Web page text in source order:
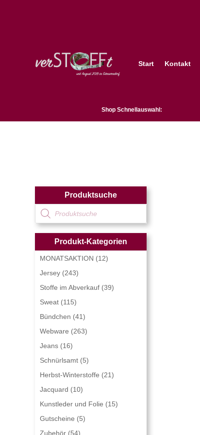
Start Kontakt
Shop Schnellauswahl:
Produktsuche
Produkt-Kategorien
MONATSAKTION (12)
Jersey (243)
Stoffe im Abverkauf (39)
Sweat (115)
Bündchen (41)
Webware (263)
Jeans (16)
Schnürlsamt (5)
Herbst-Winterstoffe (21)
Jacquard (10)
Kunstleder und Folie (15)
Gutscheine (5)
Zubehör (54)